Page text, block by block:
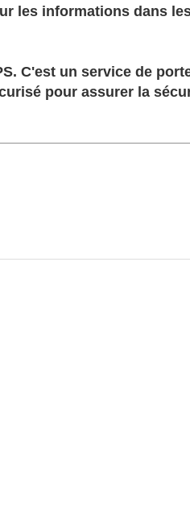
les informations dans
C'est un service de
pour assurer la